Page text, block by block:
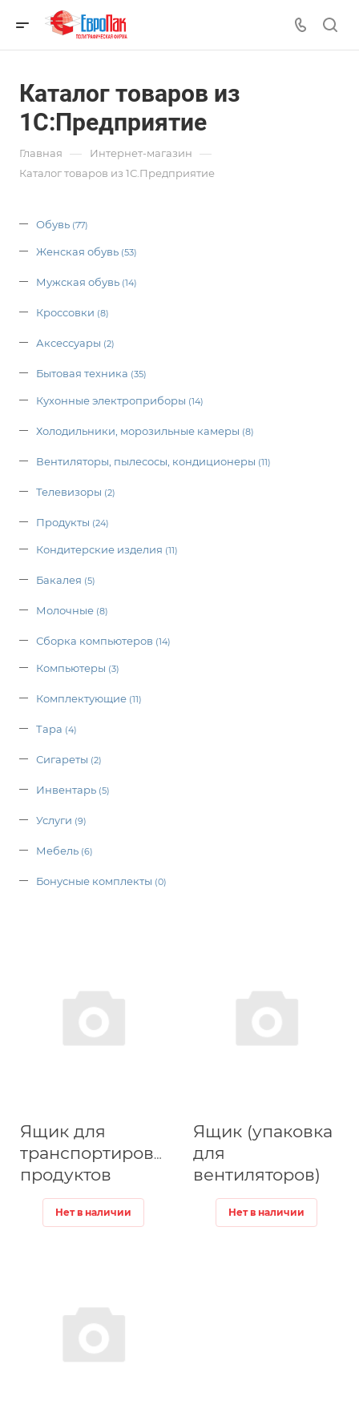
Каталог товаров из
1С:Предприятие
Главная — Интернет-магазин —
Каталог товаров из 1С.Предприятие
Обувь (77)
Женская обувь (53)
Мужская обувь (14)
Кроссовки (8)
Аксессуары (2)
Бытовая техника (35)
Кухонные электроприборы (14)
Холодильники, морозильные камеры (8)
Вентиляторы, пылесосы, кондиционеры (11)
Телевизоры (2)
Продукты (24)
Кондитерские изделия (11)
Бакалея (5)
Молочные (8)
Сборка компьютеров (14)
Компьютеры (3)
Комплектующие (11)
Тара (4)
Сигареты (2)
Инвентарь (5)
Услуги (9)
Мебель (6)
Бонусные комплекты (0)
Ящик для
транспортировки
продуктов
Нет в наличии
Ящик (упаковка
для
вентиляторов)
Нет в наличии